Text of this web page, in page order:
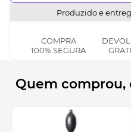
Produzido e
COMPRA
100% SEGURA
Quem